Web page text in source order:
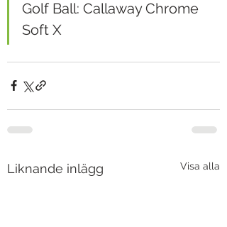
Golf Ball: Callaway Chrome
Soft X
Liknande inlägg Visa alla